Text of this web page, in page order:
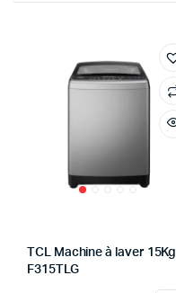
TCL Machine à laver 15Kg
F315TLG